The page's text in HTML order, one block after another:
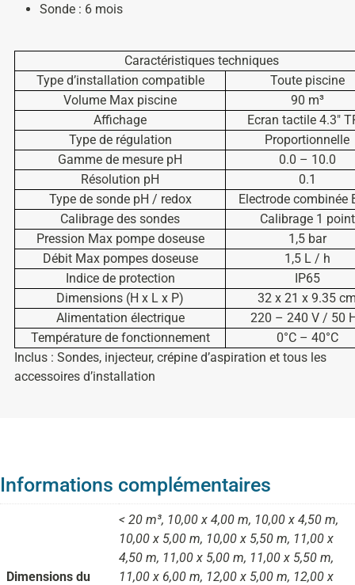
Sonde : 6 mois
Caractéristiques techniques
Type d’installation compatible
Toute piscine
Volume Max piscine
90 m³
Affichage
Ecran tactile 4.3″
Type de régulation
Proportionnelle
Gamme de mesure pH
0.0 – 10.0
Résolution pH
0.1
Type de sonde pH / redox
Electrode combinée
Calibrage des sondes
Calibrage 1 point
Pression Max pompe doseuse
1,5 bar
Débit Max pompes doseuse
1,5 L / h
Indice de protection
IP65
Dimensions (H x L x P)
32 x 21 x 9.35
Alimentation électrique
220 – 240 V / 50
Température de fonctionnement
0°C – 40°C
Inclus : Sondes, injecteur, crépine d’aspiration et tous les
accessoires d’installation
Informations complémentaires
Dimensions du
< 20 m³, 10,00 x 4,00 m, 10,00 x 4,50 m,
10,00 x 5,00 m, 10,00 x 5,50 m, 11,00 x
4,50 m, 11,00 x 5,00 m, 11,00 x 5,50 m,
11,00 x 6,00 m, 12,00 x 5,00 m, 12,00 x